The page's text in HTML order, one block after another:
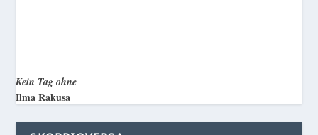
Kein Tag ohne
Ilma Rakusa